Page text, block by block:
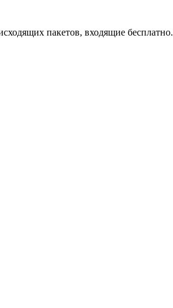
пакетов, входящие бесплатно.